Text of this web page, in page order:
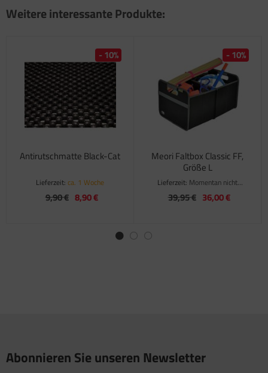
Weitere interessante Produkte:
Antirutschmatte Black-Cat
Lieferzeit: ca. 1 Woche
9,90 € 8,90 €
- 10%
Meori Faltbox Classic FF,
Größe L
Lieferzeit: Momentan nicht
verfügbar
39,95 € 36,00 €
- 10%
Abonnieren Sie unseren Newsletter